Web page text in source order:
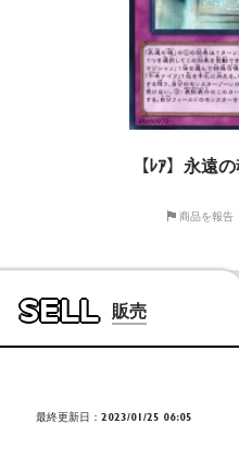
【ﾚｱ】永遠
商品を報告
SELL 販売
最終更新日：2023/01/25 06:05